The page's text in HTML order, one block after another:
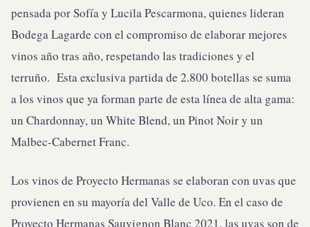
pensada por Sofía y Lucila Pescarmona, quienes lideran
Bodega Lagarde con el compromiso de elaborar mejores
vinos año tras año, respetando las tradiciones y el
terruño. Esta exclusiva partida de 2.800 botellas se suma
a los vinos que ya forman parte de esta línea de alta gama:
un Chardonnay, un White Blend, un Pinot Noir y un
Malbec-Cabernet Franc.
Los vinos de Proyecto Hermanas se elaboran con uvas que
provienen en su mayoría del Valle de Uco. En el caso de
Proyecto Hermanas Sauvignon Blanc 2021, las uvas son de